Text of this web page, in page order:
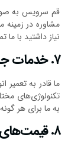
مشاوره در
نیاز داشتید با ما
۷. خدمات جامع و گسترده:
ما قادر به تعمیر
تکنولوژی‌های
به ما برای هر
۸. قیمت‌های شفاف و مناسب: